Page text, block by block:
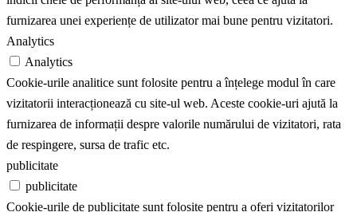
furnizarea unei experiențe de utilizator mai bune pentru vizitatori.
Analytics
Analytics
Cookie-urile analitice sunt folosite pentru a înțelege modul în care
vizitatorii interacționează cu site-ul web. Aceste cookie-uri ajută la
furnizarea de informații despre valorile numărului de vizitatori, rata
de respingere, sursa de trafic etc.
publicitate
publicitate
Cookie-urile de publicitate sunt folosite pentru a oferi vizitatorilor